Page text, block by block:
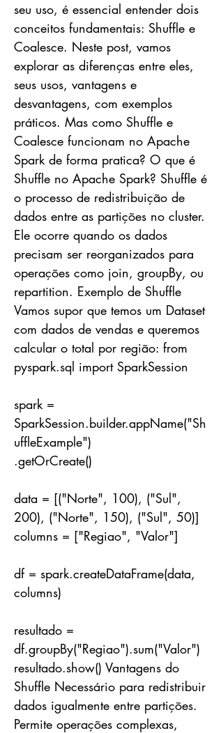
seu uso, é essencial entender dois
conceitos fundamentais: Shuffle e
Coalesce. Neste post, vamos
explorar as diferenças entre eles,
seus usos, vantagens e
desvantagens, com exemplos
práticos. Mas como Shuffle e
Coalesce funcionam no Apache
Spark de forma pratica? O que é
Shuffle no Apache Spark? Shuffle é
o processo de redistribuição de
dados entre as partições no cluster.
Ele ocorre quando os dados
precisam ser reorganizados para
operações como join, groupBy, ou
repartition. Exemplo de Shuffle
Vamos supor que temos um Dataset
com dados de vendas e queremos
calcular o total por região: from
pyspark.sql import SparkSession
spark =
SparkSession.builder.appName("Sh
uffleExample")
.getOrCreate()
data = [("Norte", 100), ("Sul",
200), ("Norte", 150), ("Sul", 50)]
columns = ["Regiao", "Valor"]
df = spark.createDataFrame(data,
columns)
resultado =
df.groupBy("Regiao").sum("Valor")
resultado.show() Vantagens do
Shuffle Necessário para redistribuir
dados igualmente entre partições.
Permite operações complexas,